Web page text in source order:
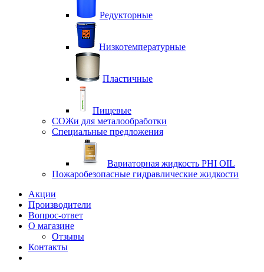
Редукторные
Низкотемпературные
Пластичные
Пищевые
СОЖи для металообработки
Специальные предложения
Вариаторная жидкость PHI OIL
Пожаробезопасные гидравлические жидкости
Акции
Производители
Вопрос-ответ
О магазине
Отзывы
Контакты